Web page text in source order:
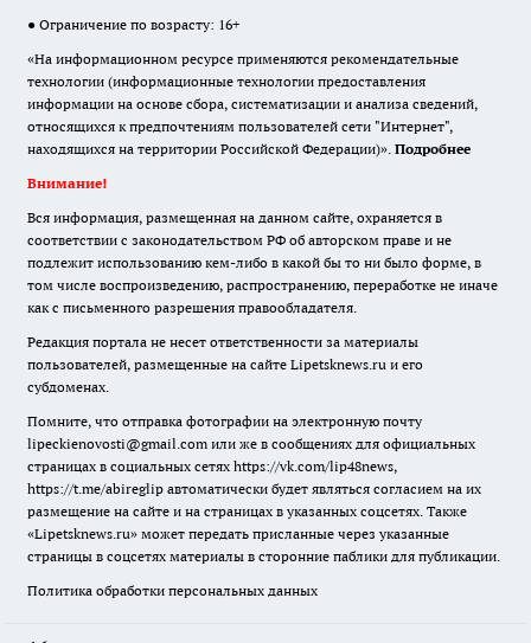
● Ограничение по возрасту: 16+
«На информационном ресурсе применяются рекомендательные
технологии (информационные технологии предоставления
информации на основе сбора, систематизации и анализа сведений,
относящихся к предпочтениям пользователей сети "Интернет",
находящихся на территории Российской Федерации)». Подробнее
Внимание!
Вся информация, размещенная на данном сайте, охраняется в
соответствии с законодательством РФ об авторском праве и не
подлежит использованию кем-либо в какой бы то ни было форме, в
том числе воспроизведению, распространению, переработке не иначе
как с письменного разрешения правообладателя.
Редакция портала не несет ответственности за материалы
пользователей, размещенные на сайте Lipetsknews.ru и его
субдоменах.
Помните, что отправка фотографии на электронную почту
lipeckienovosti@gmail.com или же в сообщениях для официальных
страницах в социальных сетях https://vk.com/lip48news,
https://t.me/abireglip автоматически будет являться согласием на их
размещение на сайте и на страницах в указанных соцсетях. Также
«Lipetsknews.ru» может передать присланные через указанные
страницы в соцсетях материалы в сторонние паблики для публикации.
Политика обработки персональных данных